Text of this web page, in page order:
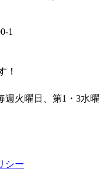
1
！
週火曜日、第1・3水曜
シー